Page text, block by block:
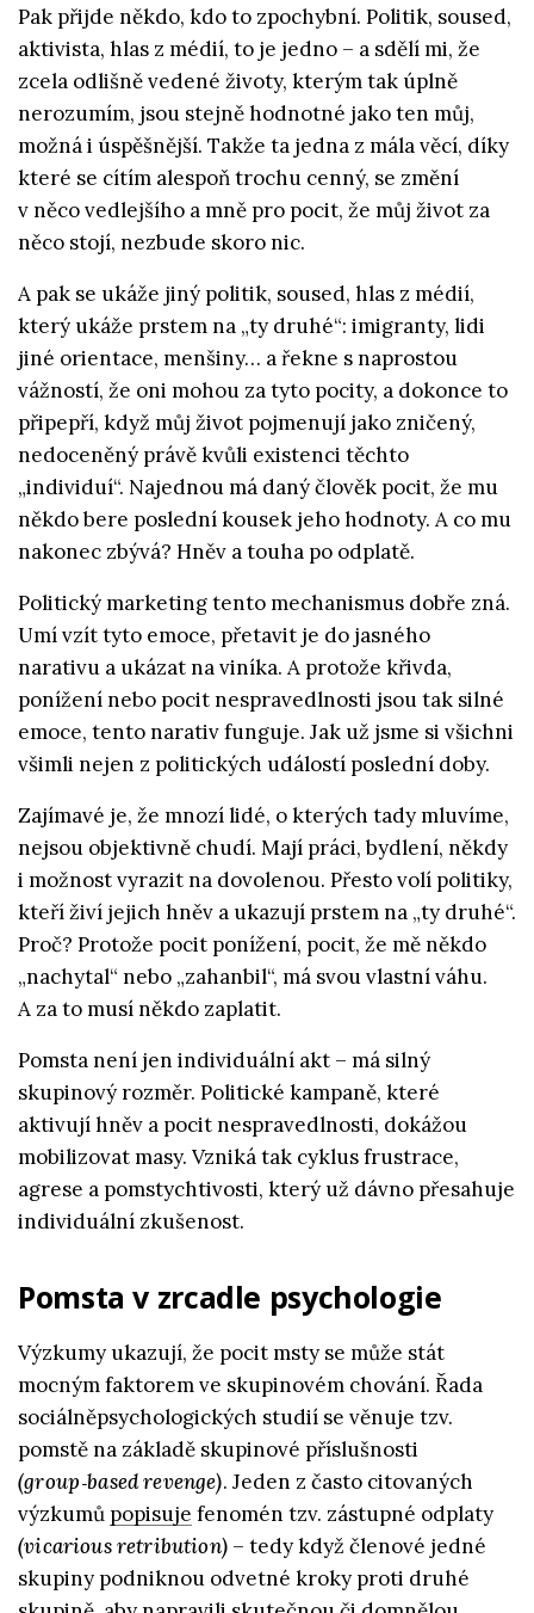
Pak přijde někdo, kdo to zpochybní. Politik, soused,
aktivista, hlas z médií, to je jedno – a sdělí mi, že
zcela odlišně vedené životy, kterým tak úplně
nerozumím, jsou stejně hodnotné jako ten můj,
možná i úspěšnější. Takže ta jedna z mála věcí, díky
které se cítím alespoň trochu cenný, se změní
v něco vedlejšího a mně pro pocit, že můj život za
něco stojí, nezbude skoro nic.
A pak se ukáže jiný politik, soused, hlas z médií,
který ukáže prstem na „ty druhé“: imigranty, lidi
jiné orientace, menšiny… a řekne s naprostou
vážností, že oni mohou za tyto pocity, a dokonce to
připepří, když můj život pojmenují jako zničený,
nedoceněný právě kvůli existenci těchto
„individuí“. Najednou má daný člověk pocit, že mu
někdo bere poslední kousek jeho hodnoty. A co mu
nakonec zbývá? Hněv a touha po odplatě.
Politický marketing tento mechanismus dobře zná.
Umí vzít tyto emoce, přetavit je do jasného
narativu a ukázat na viníka. A protože křivda,
ponížení nebo pocit nespravedlnosti jsou tak silné
emoce, tento narativ funguje. Jak už jsme si všichni
všimli nejen z politických událostí poslední doby.
Zajímavé je, že mnozí lidé, o kterých tady mluvíme,
nejsou objektivně chudí. Mají práci, bydlení, někdy
i možnost vyrazit na dovolenou. Přesto volí politiky,
kteří živí jejich hněv a ukazují prstem na „ty druhé“.
Proč? Protože pocit ponížení, pocit, že mě někdo
„nachytal“ nebo „zahanbil“, má svou vlastní váhu.
A za to musí někdo zaplatit.
Pomsta není jen individuální akt – má silný
skupinový rozměr. Politické kampaně, které
aktivují hněv a pocit nespravedlnosti, dokážou
mobilizovat masy. Vzniká tak cyklus frustrace,
agrese a pomstychtivosti, který už dávno přesahuje
individuální zkušenost.
Pomsta v zrcadle psychologie
Výzkumy ukazují, že pocit msty se může stát
mocným faktorem ve skupinovém chování. Řada
sociálněpsychologických studií se věnuje tzv.
pomstě na základě skupinové příslušnosti
(group‑based revenge). Jeden z často citovaných
výzkumů popisuje fenomén tzv. zástupné odplaty
(vicarious retribution)– tedy když členové jedné
skupiny podniknou odvetné kroky proti druhé